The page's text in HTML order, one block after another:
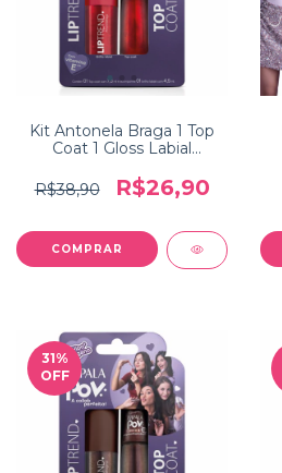
Kit Antonela Braga 1 Top
Coat 1 Gloss Labial
R$38,90
R$26,90
31%
OFF